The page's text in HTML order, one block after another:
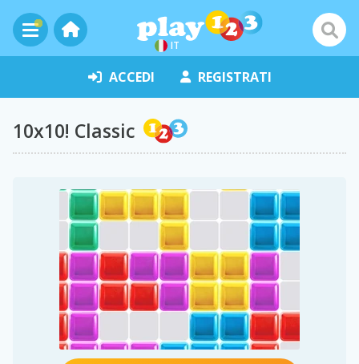
IT
ACCEDI REGISTRATI
10x10! Classic